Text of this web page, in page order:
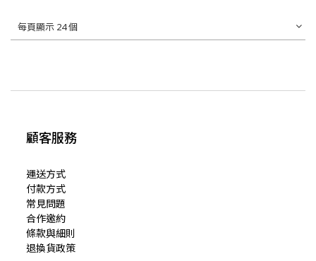
每頁顯示 24 個
顧客服務
運送方式
付款方式
常見問題
合作邀約
條款與細則
退換貨政策